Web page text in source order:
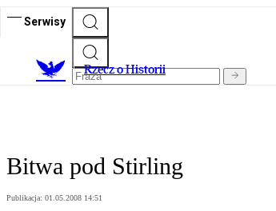
Serwisy
Rzecz o Historii
Bitwa pod Stirling
Publikacja: 01.05.2008 14:51